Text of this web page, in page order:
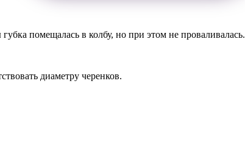
помещалась в колбу, но при этом не проваливалась.
диаметру черенков.